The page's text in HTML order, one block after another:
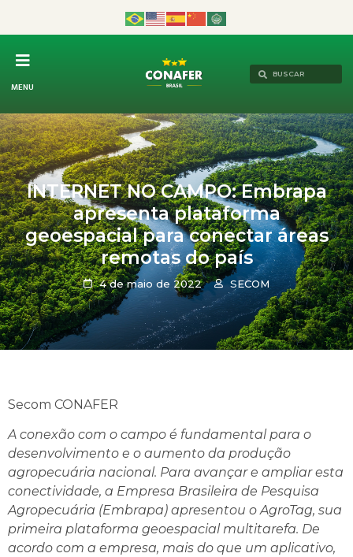
MENU
INTERNET NO CAMPO: Embrapa
apresenta plataforma
geoespacial para conectar áreas
remotas do país
4 de maio de 2022 SECOM
Secom CONAFER
A conexão com o campo é fundamental para o
desenvolvimento e o aumento da produção
agropecuária nacional. Para avançar e ampliar esta
conectividade, a Empresa Brasileira de Pesquisa
Agropecuária (Embrapa) apresentou o AgroTag, sua
primeira plataforma geoespacial multitarefa. De
acordo com a empresa, mais do que um aplicativo,